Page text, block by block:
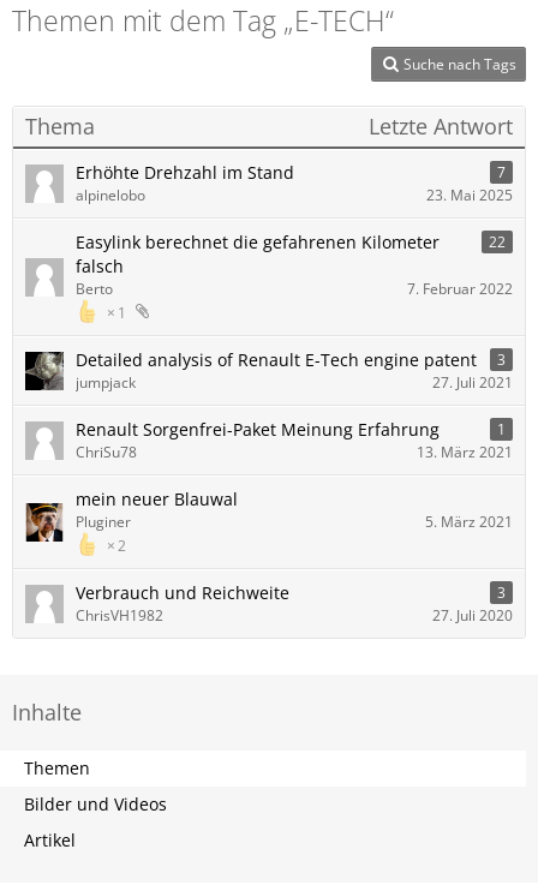
Themen mit dem Tag „E-TECH“
Suche nach Tags
Thema Letzte Antwort
Erhöhte Drehzahl im Stand
7
alpinelobo
23. Mai 2025
Easylink berechnet die gefahrenen Kilometer
falsch
22
1
Berto 7. Februar 2022
Detailed analysis of Renault E-Tech engine patent
3
jumpjack
27. Juli 2021
Renault Sorgenfrei-Paket Meinung Erfahrung
1
ChriSu78
13. März 2021
mein neuer Blauwal
2
Pluginer 5. März 2021
Verbrauch und Reichweite
3
ChrisVH1982
27. Juli 2020
Inhalte
Themen
Bilder und Videos
Artikel